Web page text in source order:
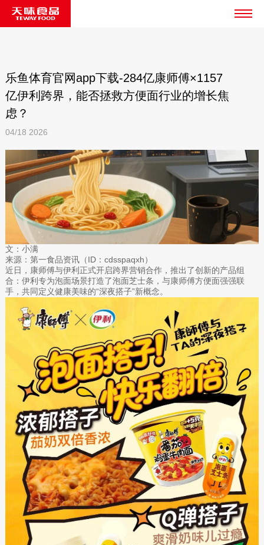
乐鱼体育官网app下载-284亿康师傅×1157
亿伊利跨界，能否拯救方便面行业的增长焦
虑？
04/18 2026
文：小满
来源：第一食品资讯（ID：cdsspaqxh）
近日，康师傅与伊利正式开启跨界营销合作，推出了创新的产品组
合：伊利专为泡面场景打造了泡面芝士条，与康师傅方便面强强联
手，共同定义健康美味的“深夜搭子”新概念。